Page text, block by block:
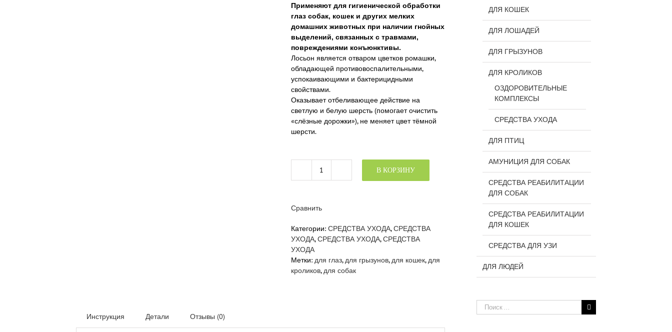
Применяют для гигиенической обработки
глаз собак, кошек и других мелких
домашних животных при наличии гнойных
выделений, связанных с травмами,
повреждениями конъюнктивы.
Лосьон является отваром цветков ромашки,
обладающей противовоспалительными,
успокаивающими и бактерицидными
свойствами.
Оказывает отбеливающее действие на
светлую и белую шерсть (помогает очистить
«слёзные дорожки»), не меняет цвет тёмной
шерсти.
Количество
«РОМАШКА»
В КОРЗИНУ
Сравнить
Категории: СРЕДСТВА УХОДА,СРЕДСТВА
УХОДА,СРЕДСТВА УХОДА,СРЕДСТВА
УХОДА
Метки: для глаз,для грызунов,для кошек,для
кроликов,для собак
Инструкция Детали Отзывы (0)
ДЛЯ КОШЕК
ДЛЯ ЛОШАДЕЙ
ДЛЯ ГРЫЗУНОВ
ДЛЯ КРОЛИКОВ
ОЗДОРОВИТЕЛЬНЫЕ
КОМПЛЕКСЫ
СРЕДСТВА УХОДА
ДЛЯ ПТИЦ
АМУНИЦИЯ ДЛЯ СОБАК
СРЕДСТВА РЕАБИЛИТАЦИИ
ДЛЯ СОБАК
СРЕДСТВА РЕАБИЛИТАЦИИ
ДЛЯ КОШЕК
СРЕДСТВА ДЛЯ УЗИ
ДЛЯ ЛЮДЕЙ
Результат
поиска: